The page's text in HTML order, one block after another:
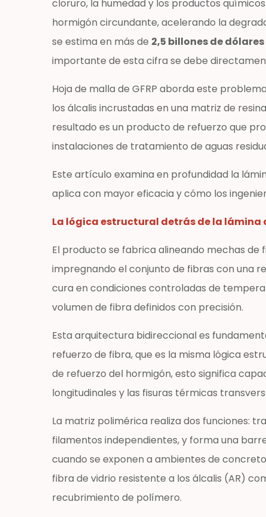
qué
supera
al
refuerzo
1.1
La
lógica
estructural
de
la
de
GFRP
1.2
Parámetros
clave
rendimiento
de
un
2
Principales
ventajas
técnicas
que
definen
Hoja
cloruro, la humedad y los productos
hormigón circundante, acelerando la
se estima en más de 2,5 billones de dólares
importante de esta cifra se debe
Hoja de malla de GFRP aborda este
los álcalis incrustadas en una matriz de
resultado es un producto de refuerzo que
instalaciones de tratamiento de aguas
Este artículo examina en profundidad la
aplica con mayor eficacia y cómo los
La lógica estructural detrás de la lámina
El producto se fabrica alineando mechas
impregnando el conjunto de fibras con una
cura en condiciones controladas de
volumen de fibra definidos con precisión.
Esta arquitectura bidireccional es
refuerzo de fibra, que es la misma lógica
de refuerzo del hormigón, esto significa
longitudinales y las fisuras térmicas
La matriz polimérica realiza dos funciones:
filamentos independientes, y forma una
cuando se exponen a ambientes de
fibra de vidrio resistente a los álcalis (AR)
recubrimiento de polímero.